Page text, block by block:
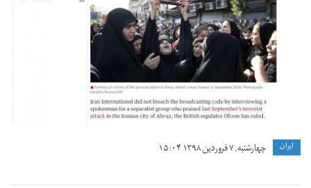
ايران چهارشنبه, ۷ فروردین ۱۳۹۸ ۱۵:۰۴